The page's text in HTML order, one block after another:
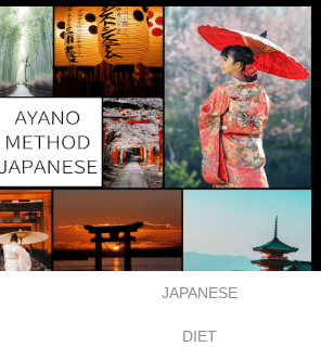
JAPANESE
DIET